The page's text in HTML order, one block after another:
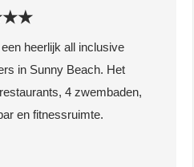
heerlijk all inclusive
in Sunny Beach. Het
4 zwembaden,
en fitnessruimte.